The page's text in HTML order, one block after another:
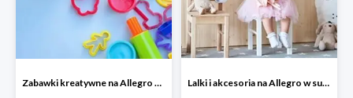
Zabawki kreatywne na Allegro w super cenach od 5 zł Lalki i akcesoria na Allegro w super cenach od 10 zł